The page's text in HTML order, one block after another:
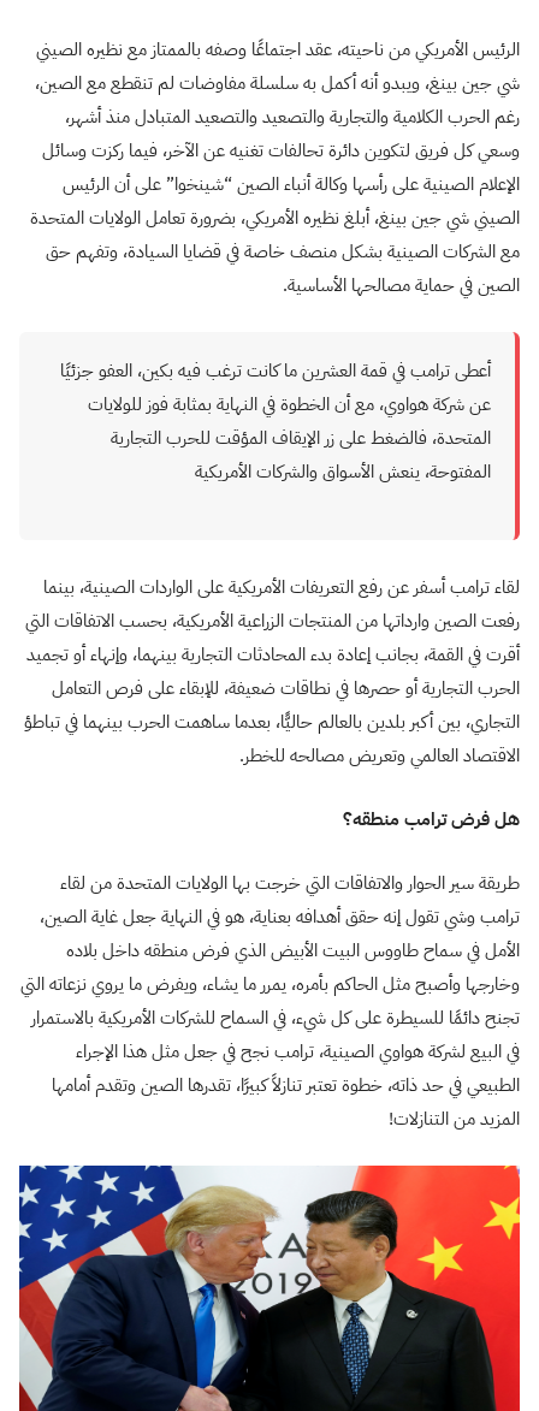
الرئيس الأمريكي من ناحيته، عقد اجتماعًا وصفه بالممتاز مع نظيره الصيني
شي جين بينغ، ويبدو أنه أكمل به سلسلة مفاوضات لم تنقطع مع الصين،
رغم الحرب الكلامية والتجارية والتصعيد والتصعيد المتبادل منذ أشهر،
وسعي كل فريق لتكوين دائرة تحالفات تغنيه عن الآخر، فيما ركزت وسائل
الإعلام الصينية على رأسها وكالة أنباء الصين “شينخوا” على أن الرئيس
الصيني شي جين بينغ، أبلغ نظيره الأمريكي، بضرورة تعامل الولايات المتحدة
مع الشركات الصينية بشكل منصف خاصة في قضايا السيادة، وتفهم حق
الصين في حماية مصالحها الأساسية.
أعطى ترامب في قمة العشرين ما كانت ترغب فيه بكين، العفو جزئيًا
عن شركة هواوي، مع أن الخطوة في النهاية بمثابة فوز للولايات
المتحدة، فالضغط على زر الإيقاف المؤقت للحرب التجارية
المفتوحة، ينعش الأسواق والشركات الأمريكية
لقاء ترامب أسفر عن رفع التعريفات الأمريكية على الواردات الصينية، بينما
رفعت الصين وارداتها من المنتجات الزراعية الأمريكية، بحسب الاتفاقات التي
أقرت في القمة، بجانب إعادة بدء المحادثات التجارية بينهما، وإنهاء أو تجميد
الحرب التجارية أو حصرها في نطاقات ضعيفة، للإبقاء على فرص التعامل
التجاري، بين أكبر بلدين بالعالم حاليًّا، بعدما ساهمت الحرب بينهما في تباطؤ
الاقتصاد العالمي وتعريض مصالحه للخطر.
هل فرض ترامب منطقه؟
طريقة سير الحوار والاتفاقات التي خرجت بها الولايات المتحدة من لقاء
ترامب وشي تقول إنه حقق أهدافه بعناية، هو في النهاية جعل غاية الصين،
الأمل في سماح طاووس البيت الأبيض الذي فرض منطقه داخل بلاده
وخارجها وأصبح مثل الحاكم بأمره، يمرر ما يشاء، ويفرض ما يروي نزعاته التي
تجنح دائمًا للسيطرة على كل شيء، في السماح للشركات الأمريكية بالاستمرار
في البيع لشركة هواوي الصينية، ترامب نجح في جعل مثل هذا الإجراء
الطبيعي في حد ذاته، خطوة تعتبر تنازلاً كبيرًا، تقدرها الصين وتقدم أمامها
المزيد من التنازلات!